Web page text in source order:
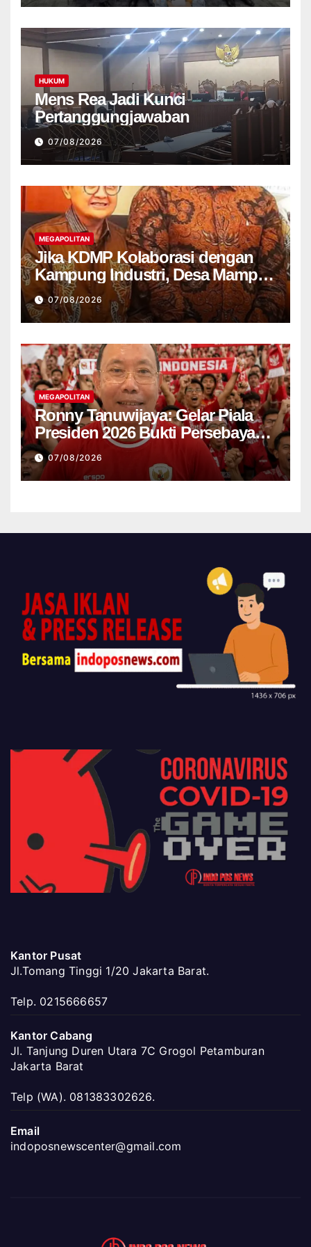
HUKUM
Mens Rea Jadi Kunci
Pertanggungjawaban
07/08/2026
MEGAPOLITAN
Jika KDMP Kolaborasi dengan
Kampung Industri, Desa Mampu
Jadi Pusat Perekonomian Baru
07/08/2026
MEGAPOLITAN
Ronny Tanuwijaya: Gelar Piala
Presiden 2026 Bukti Persebaya
Kembali ke Jalur Juara
07/08/2026
Kantor Pusat
Jl.Tomang Tinggi 1/20 Jakarta Barat.
Telp. 0215666657
Kantor Cabang
Jl. Tanjung Duren Utara 7C Grogol Petamburan
Jakarta Barat
Telp (WA). 081383302626.
Email
indoposnewscenter@gmail.com